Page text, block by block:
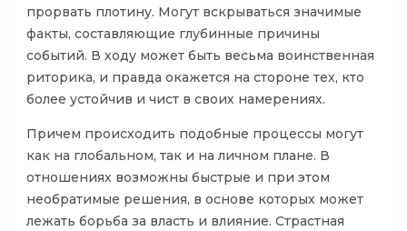
прорвать плотину. Могут вскрываться значимые
факты, составляющие глубинные причины
событий. В ходу может быть весьма воинственная
риторика, и правда окажется на стороне тех, кто
более устойчив и чист в своих намерениях.
Причем происходить подобные процессы могут
как на глобальном, так и на личном плане. В
отношениях возможны быстрые и при этом
необратимые решения, в основе которых может
лежать борьба за власть и влияние. Страстная